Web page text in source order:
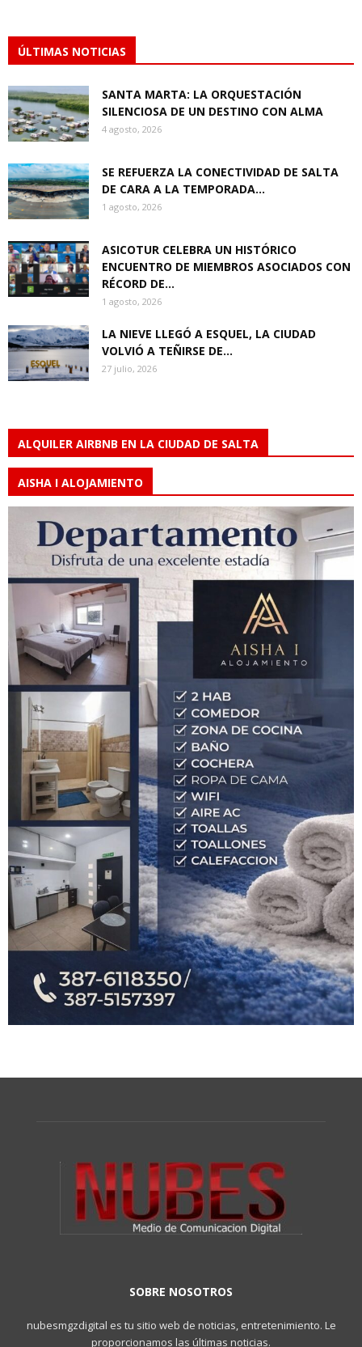
ÚLTIMAS NOTICIAS
SANTA MARTA: LA ORQUESTACIÓN
SILENCIOSA DE UN DESTINO CON ALMA
4 agosto, 2026
SE REFUERZA LA CONECTIVIDAD DE SALTA
DE CARA A LA TEMPORADA...
1 agosto, 2026
ASICOTUR CELEBRA UN HISTÓRICO
ENCUENTRO DE MIEMBROS ASOCIADOS CON
RÉCORD DE...
1 agosto, 2026
LA NIEVE LLEGÓ A ESQUEL, LA CIUDAD
VOLVIÓ A TEÑIRSE DE...
27 julio, 2026
ALQUILER AIRBNB EN LA CIUDAD DE SALTA
AISHA I ALOJAMIENTO
SOBRE NOSOTROS
nubesmgzdigital es tu sitio web de noticias, entretenimiento. Le
proporcionamos las últimas noticias.